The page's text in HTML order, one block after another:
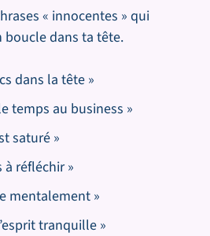
« innocentes » qui
dans ta tête.
dans la tête »
temps au business »
saturé »
à réfléchir »
mentalement »
tranquille »